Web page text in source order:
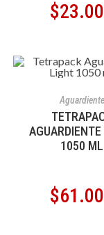
$
Aguardiente
1050 ML
$